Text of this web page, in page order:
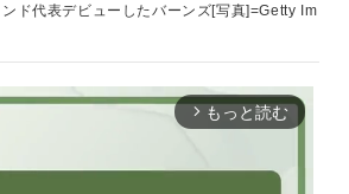
ド代表デビューしたバーンズ[写真]=Getty Im
arrow_forward_ios もっと読む